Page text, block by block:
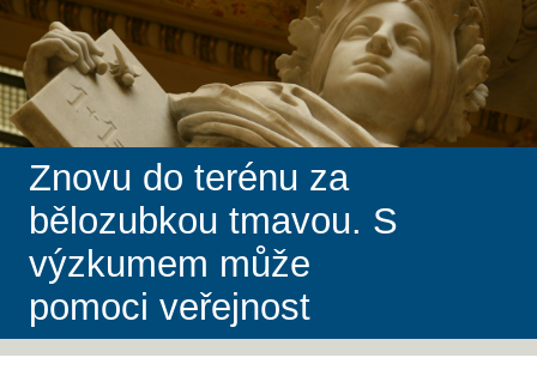
Znovu do terénu za
bělozubkou tmavou. S
výzkumem může
pomoci veřejnost